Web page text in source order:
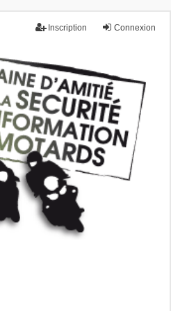
Connexion
Inscription